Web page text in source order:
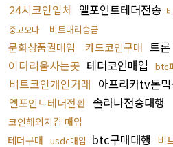
24시코인업체 엘포인트테더전송
중고오다 비트대리송금
문화상품권매입 카드코인구매 트
이더리움사는곳 테더코인매입 btc
비트코인개인거래 아프리카tv돈믹
엘포인트테더전환 솔라나전송대행
코인해외지갑 매입
테더구매 usdc매입 btc구매대행 비